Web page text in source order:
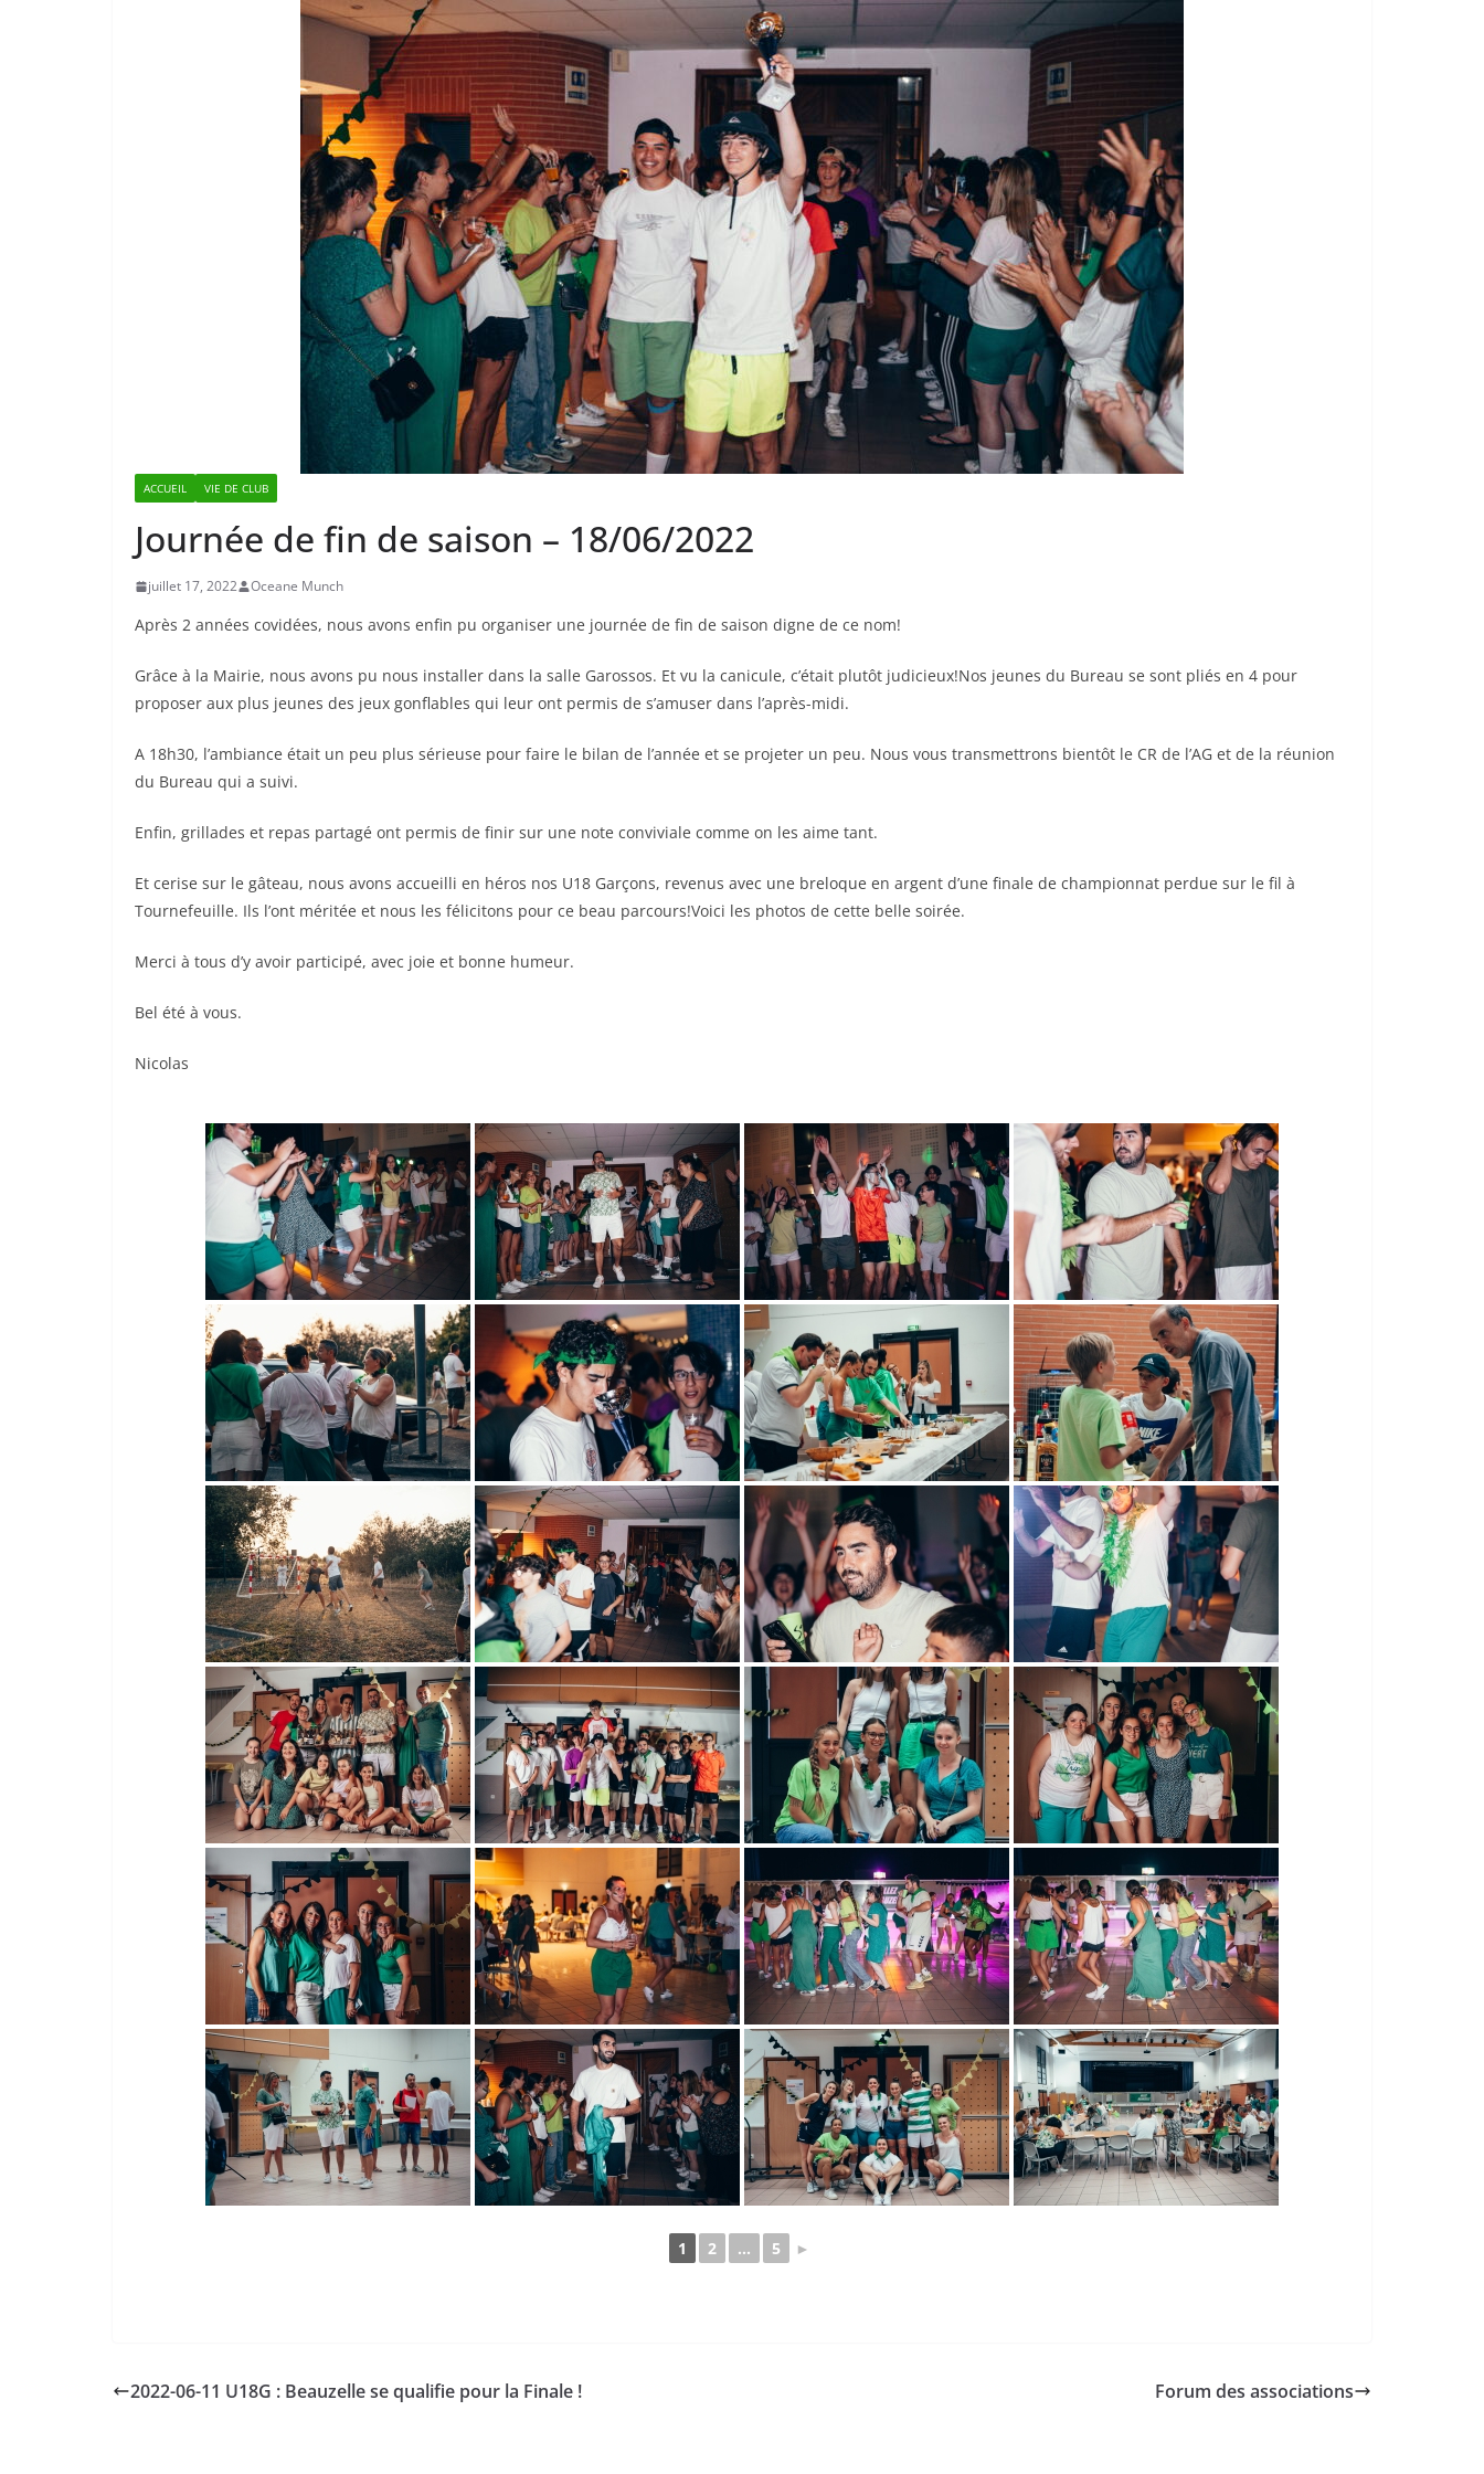
ACCUEIL VIE DE CLUB
Journée de fin de saison – 18/06/2022
juillet 17, 2022 Oceane Munch
Après 2 années covidées, nous avons enfin pu organiser une journée de fin de saison digne de ce nom!
Grâce à la Mairie, nous avons pu nous installer dans la salle Garossos. Et vu la canicule, c’était plutôt judicieux!Nos jeunes du Bureau se sont pliés en 4 pour
proposer aux plus jeunes des jeux gonflables qui leur ont permis de s’amuser dans l’après-midi.
A 18h30, l’ambiance était un peu plus sérieuse pour faire le bilan de l’année et se projeter un peu. Nous vous transmettrons bientôt le CR de l’AG et de la réunion
du Bureau qui a suivi.
Enfin, grillades et repas partagé ont permis de finir sur une note conviviale comme on les aime tant.
Et cerise sur le gâteau, nous avons accueilli en héros nos U18 Garçons, revenus avec une breloque en argent d’une finale de championnat perdue sur le fil à
Tournefeuille. Ils l’ont méritée et nous les félicitons pour ce beau parcours!Voici les photos de cette belle soirée.
Merci à tous d’y avoir participé, avec joie et bonne humeur.
Bel été à vous.
Nicolas
1 2 ... 5 ►
2022-06-11 U18G : Beauzelle se qualifie pour la Finale ! Forum des associations